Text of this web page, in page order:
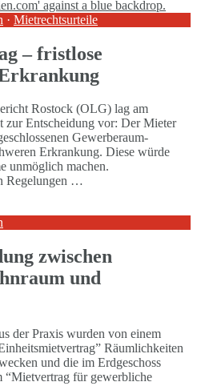
· Mietrechtsurteile
– fristlose
Rostock (OLG) lag am
zur Entscheidung vor: Der Mieter
Gewerberaum-
Erkrankung. Diese würde
unmöglich machen.
Regelungen …
zwischen
und
der Praxis wurden von einem
Räumlichkeiten
und die im Erdgeschoss
“Mietvertrag für gewerbliche